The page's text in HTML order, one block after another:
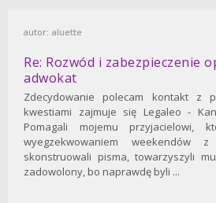
autor: aluette
Re: Rozwód i zabezpieczenie
adwokat
Zdecydowanie polecam kontakt z
kwestiami zajmuje się Legaleo -
Pomagali mojemu przyjacielowi,
wyegzekwowaniem weekendów
skonstruowali pisma, towarzyszyli
zadowolony, bo naprawdę byli ...